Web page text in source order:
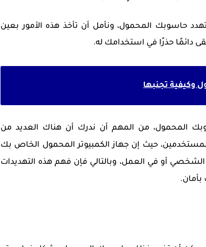
حاسوبك المحمول، ونأمل أن تأخذ هذه الأمور بعين
دائمًا حذرًا في استخدامك له.
تهدد حاسوبك المحمول، من المهم أن ندرك أن هناك العديد من
حيث إن جهاز الكمبيوتر المحمول الخاص بك
الشخصي أو في العمل، وبالتالي فإن فهم هذه التهديدات
بأمان.